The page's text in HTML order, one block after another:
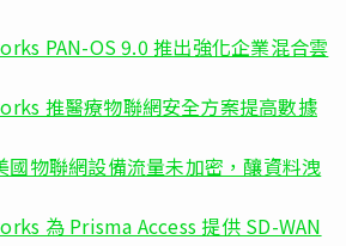
PAN-OS 9.0 推出強化企業混合雲
推醫療物聯網安全方案提高數據
國物聯網設備流量未加密，釀資料洩
為 Prisma Access 提供 SD-WAN